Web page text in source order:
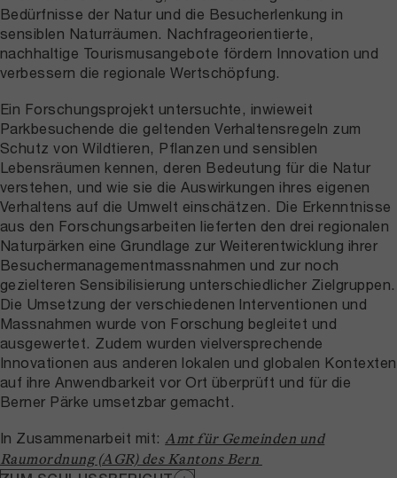
Bedürfnisse der Natur und die Besucherlenkung in
sensiblen Naturräumen. Nachfrageorientierte,
nachhaltige Tourismusangebote fördern Innovation und
verbessern die regionale Wertschöpfung.
Ein Forschungsprojekt untersuchte, inwieweit
Parkbesuchende die geltenden Verhaltensregeln zum
Schutz von Wildtieren, Pflanzen und sensiblen
Lebensräumen kennen, deren Bedeutung für die Natur
verstehen, und wie sie die Auswirkungen ihres eigenen
Verhaltens auf die Umwelt einschätzen. Die Erkenntnisse
aus den Forschungsarbeiten lieferten den drei regionalen
Naturpärken eine Grundlage zur Weiterentwicklung ihrer
Besuchermanagementmassnahmen und zur noch
gezielteren Sensibilisierung unterschiedlicher Zielgruppen.
Die Umsetzung der verschiedenen Interventionen und
Massnahmen wurde von Forschung begleitet und
ausgewertet. Zudem wurden vielversprechende
Innovationen aus anderen lokalen und globalen Kontexten
auf ihre Anwendbarkeit vor Ort überprüft und für die
Berner Pärke umsetzbar gemacht.
In Zusammenarbeit mit: Amt für Gemeinden und
Raumordnung (AGR) des Kantons Bern